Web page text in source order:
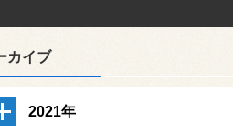
カイブ
2021年